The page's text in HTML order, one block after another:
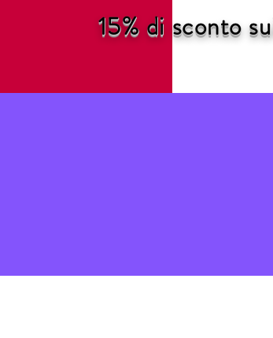
15% di sconto